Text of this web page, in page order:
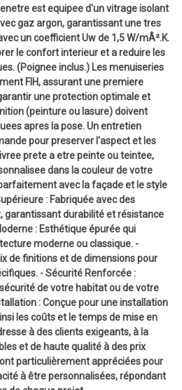
est equipee d'un vitrage isolant
gaz argon, garantissant une tres
un coefficient Uw de 1,5 W/mÂ².K.
le confort interieur et a reduire les
(Poignee inclus.) Les menuiseries
FIH, assurant une premiere
une protection optimale et
(peinture ou lasure) doivent
apres la pose. Un entretien
pour preserver l'aspect et les
prete a etre peinte ou teintee,
dans la couleur de votre
avec la façade et le style
: Fabriquée avec des
garantissant durabilité et résistance
: Esthétique épurée qui
moderne ou classique. -
de finitions et de dimensions pour
- Sécurité Renforcée :
de votre habitat ou de votre
: Conçue pour une installation
les coûts et le temps de mise en
à des clients exigeants, à la
et de haute qualité à des prix
particulièrement appréciées pour
à être personnalisées, répondant